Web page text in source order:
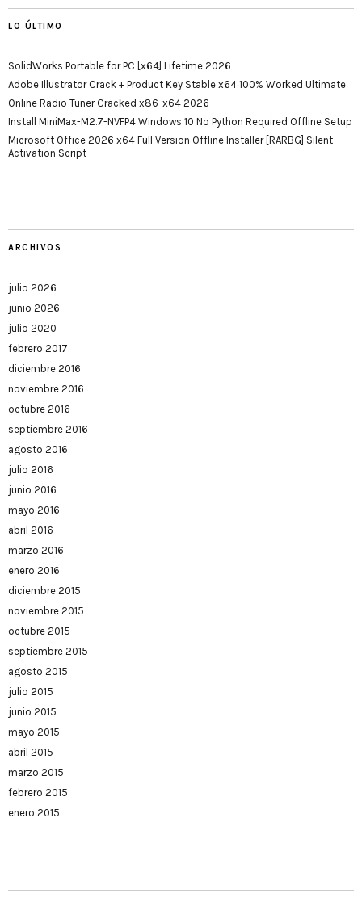
LO ÚLTIMO
SolidWorks Portable for PC [x64] Lifetime 2026
Adobe Illustrator Crack + Product Key Stable x64 100% Worked Ultimate
Online Radio Tuner Cracked x86-x64 2026
Install MiniMax-M2.7-NVFP4 Windows 10 No Python Required Offline Setup
Microsoft Office 2026 x64 Full Version Offline Installer [RARBG] Silent
Activation Script
ARCHIVOS
julio 2026
junio 2026
julio 2020
febrero 2017
diciembre 2016
noviembre 2016
octubre 2016
septiembre 2016
agosto 2016
julio 2016
junio 2016
mayo 2016
abril 2016
marzo 2016
enero 2016
diciembre 2015
noviembre 2015
octubre 2015
septiembre 2015
agosto 2015
julio 2015
junio 2015
mayo 2015
abril 2015
marzo 2015
febrero 2015
enero 2015